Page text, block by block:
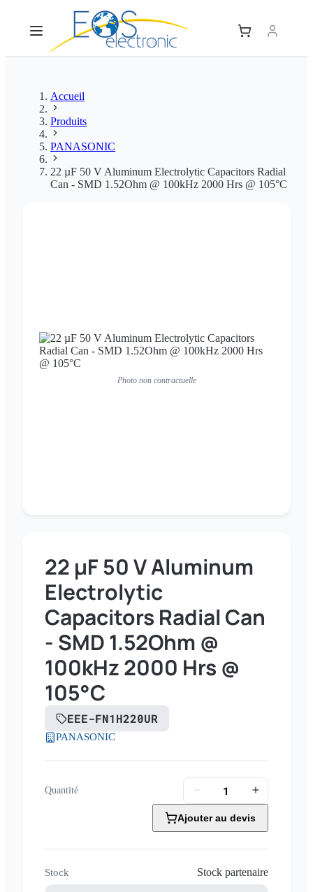
Accueil
Produits
PANASONIC
22 µF 50 V Aluminum Electrolytic Capacitors Radial
Can - SMD 1.52Ohm @ 100kHz 2000 Hrs @ 105°C
Photo non contractuelle
22 µF 50 V Aluminum
Electrolytic
Capacitors Radial Can
- SMD 1.52Ohm @
100kHz 2000 Hrs @
105°C
EEE-FN1H220UR
PANASONIC
Quantité
Ajouter au devis
Stock Stock partenaire